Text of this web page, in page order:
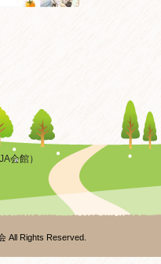
会館）
All Rights Reserved.